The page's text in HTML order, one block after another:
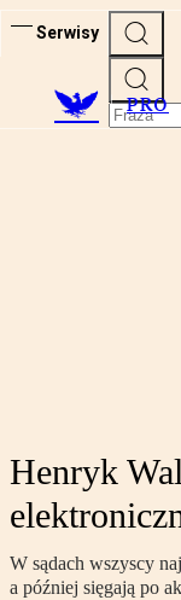
Serwisy
PRO
Henryk
W sądach wszyscy
a później sięgają po